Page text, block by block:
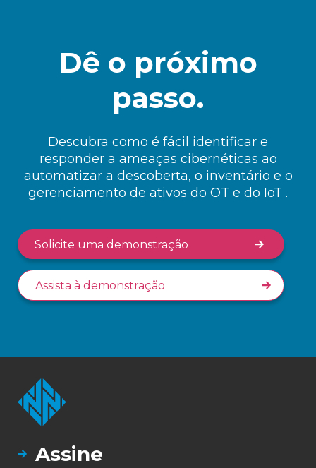
Dê o próximo
passo.
Descubra como é fácil identificar e
responder a ameaças cibernéticas ao
automatizar a descoberta, o inventário e o
gerenciamento de ativos do OT e do IoT .
Solicite uma demonstração
Assista à demonstração
Assine